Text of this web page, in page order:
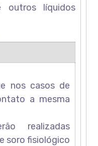
outros líquidos
nos casos de
a mesma
realizadas
soro fisiológico